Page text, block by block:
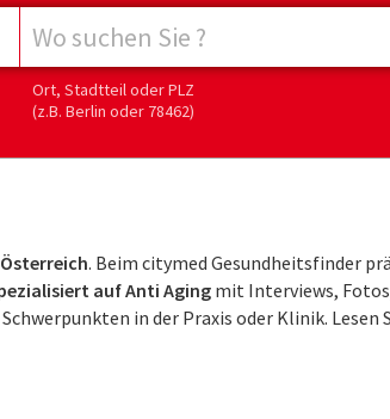
Ort, Stadtteil oder PLZ
(z.B. Berlin oder 78462)
. Beim citymed Gesundheitsfinder
auf Anti Aging mit Interviews,
in der Praxis oder Klinik. Lesen